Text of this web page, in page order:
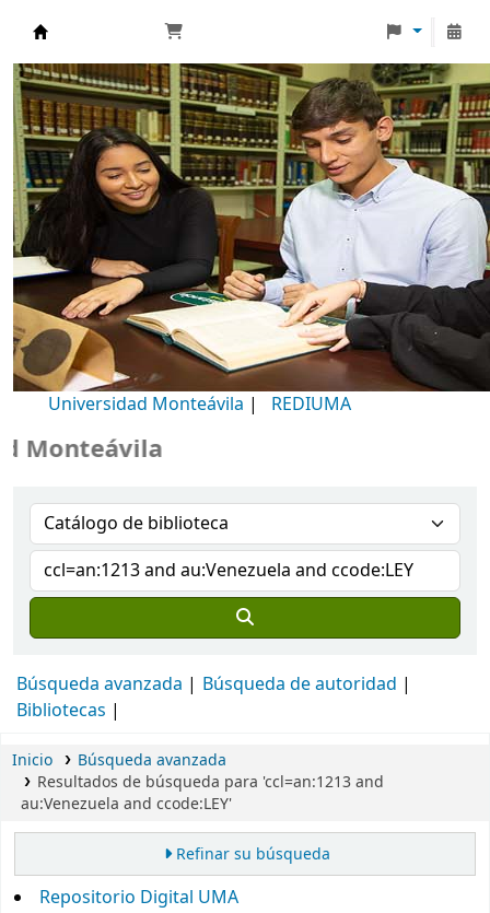
Biblioteca Universidad Monteávila
Universidad Monteávila | REDIUMA
Búsqueda avanzada
Búsqueda de autoridad
Bibliotecas
Inicio
Búsqueda avanzada
Resultados de búsqueda para 'ccl=an:1213 and
au:Venezuela and ccode:LEY'
Refinar su búsqueda
Repositorio Digital UMA